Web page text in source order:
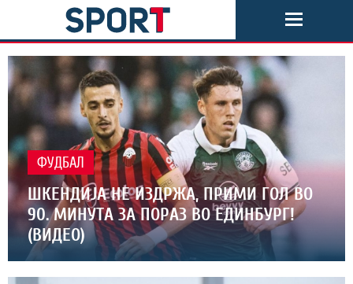
ФУДБАЛ
ШКЕНДИЈА НЕ ИЗДРЖА, ПРИМИ ГОЛ ВО
90. МИНУТА ЗА ПОРАЗ ВО ЕДИНБУРГ!
(ВИДЕО)